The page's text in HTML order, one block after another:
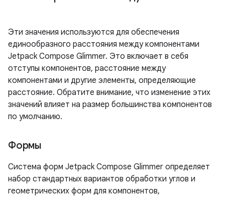
Эти значения используются для обеспечения
единообразного расстояния между компонентами
Jetpack Compose Glimmer. Это включает в себя
отступы компонентов, расстояние между
компонентами и другие элементы, определяющие
расстояние. Обратите внимание, что изменение этих
значений влияет на размер большинства компонентов
по умолчанию.
Формы
Система форм Jetpack Compose Glimmer определяет
набор стандартных вариантов обработки углов и
геометрических форм для компонентов,